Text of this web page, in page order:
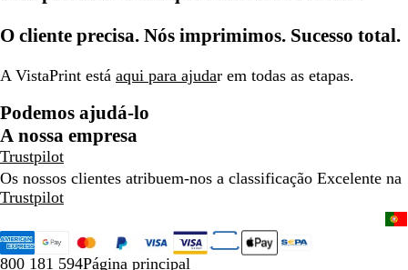
O cliente precisa. Nós imprimimos. Sucesso total.
A VistaPrint está aqui para ajudar em todas as etapas.
Podemos ajudá-lo
A nossa empresa
Trustpilot
Os nossos clientes atribuem-nos a classificação Excelente na
Trustpilot
800 181 594Página principal